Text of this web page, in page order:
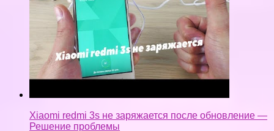
Xiaomi redmi 3s не заряжается после обновление —
Решение проблемы